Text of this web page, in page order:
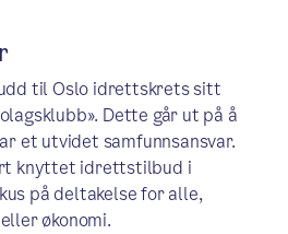
til Oslo idrettskrets sitt
Dette går ut på å
et utvidet samfunnsansvar.
knyttet idrettstilbud i
på deltakelse for alle,
økonomi.